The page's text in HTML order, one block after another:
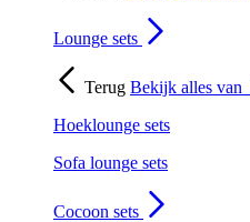
Lounge sets
Terug Bekijk alles van
Hoeklounge sets
Sofa lounge sets
Cocoon sets